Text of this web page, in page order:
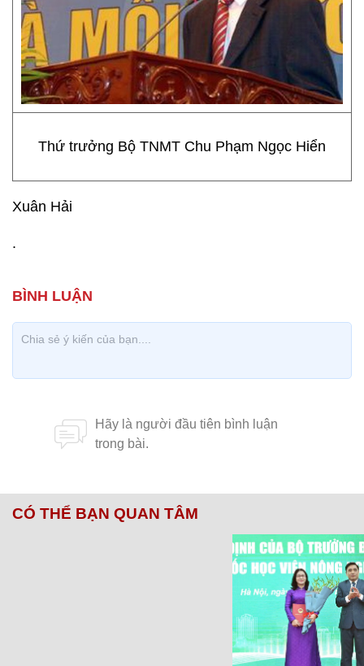
Thứ trưởng Bộ TNMT Chu Phạm Ngọc Hiển
Xuân Hải
.
CÓ THỂ BẠN QUAN TÂM